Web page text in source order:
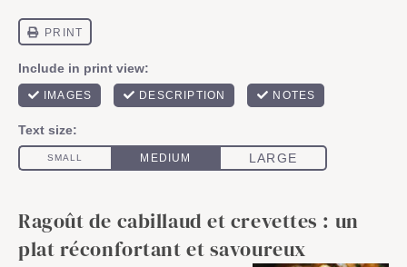
Ragoût de cabillaud et crevettes : un
plat réconfortant et savoureux